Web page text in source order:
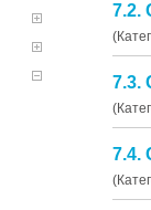
7.2.
7.3.
7.4.